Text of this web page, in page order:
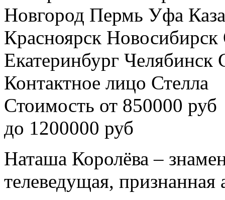
Новгород Пермь Уфа
Красноярск Новосибирск
Екатеринбург Челябинск
Контактное лицо Стелла
Стоимость от 850000 руб
до 1200000 руб
Наташа Королёва –
телеведущая, признанная